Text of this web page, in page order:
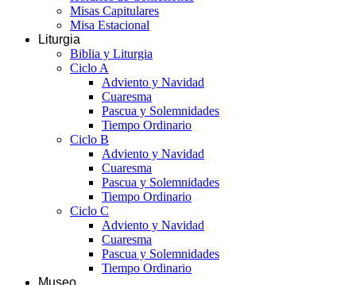
Misas Capitulares
Misa Estacional
Liturgia
Biblia y Liturgia
Ciclo A
Adviento y Navidad
Cuaresma
Pascua y Solemnidades
Tiempo Ordinario
Ciclo B
Adviento y Navidad
Cuaresma
Pascua y Solemnidades
Tiempo Ordinario
Ciclo C
Adviento y Navidad
Cuaresma
Pascua y Solemnidades
Tiempo Ordinario